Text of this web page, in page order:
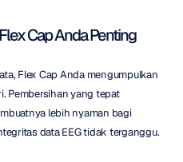
Cap Anda Penting
Flex Cap Anda mengumpulkan
Pembersihan yang tepat
lebih nyaman bagi
data EEG tidak terganggu.